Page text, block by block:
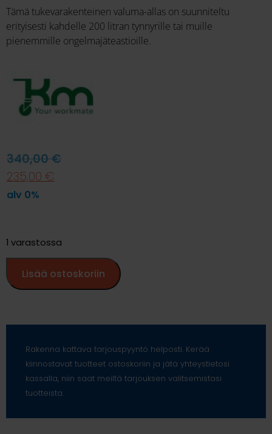
Tämä tukevarakenteinen valuma-allas on suunniteltu
erityisesti kahdelle 200 litran tynnyrille tai muille
pienemmille ongelmajäteastioille.
340,00€
235,00 €
alv 0%
1 varastossa
Lisää ostoskoriin
Rakenna kattava tarjouspyyntö helposti. Kerää
kiinnostavat tuotteet ostoskoriin ja jätä yhteystietosi
kassalla, niin saat meiltä tarjouksen valitsemistasi
tuotteista.